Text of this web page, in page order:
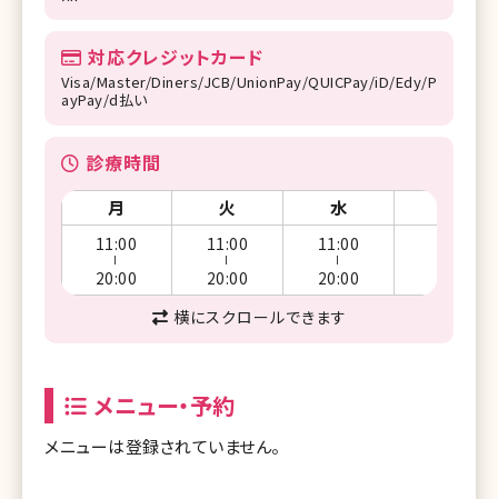
対応クレジットカード
Visa/Master/Diners/JCB/UnionPay/QUICPay/iD/Edy/P
ayPay/d払い
診療時間
月 火 水
11:00
20:00
11:00
20:00
11:00
20:00
横にスクロールできます
メニュー・予約
メニューは登録されていません。